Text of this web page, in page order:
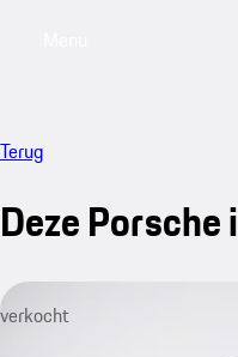
Terug
Deze
verkocht